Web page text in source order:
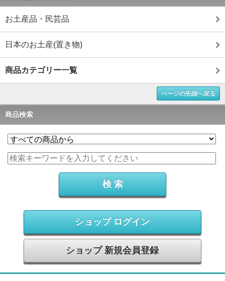
お土産品・民芸品
日本のお土産(置き物)
商品カテゴリー一覧
ページの先頭へ戻る
商品検索
ショップ ログイン
ショップ 新規会員登録